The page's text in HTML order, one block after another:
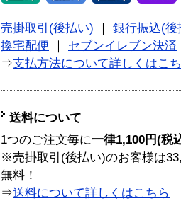
売掛取引(後払い)
銀行振込(後
換宅配便
セブンイレブン決済
⇒支払方法について詳しくはこ
送料について
1つのご注文毎に一律1,100円(税
※売掛取引(後払い)のお客様は
無料！
⇒送料について詳しくはこちら